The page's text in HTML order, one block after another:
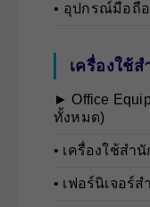
• อุปกรณ์มือถื
เครื่องใช้
► Office
ทั้งหมด)
• เครื่องใช้สำ
• เฟอร์นิเจอร์